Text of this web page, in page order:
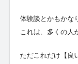
体験談とかもかな
これは、多くの人
ただこれだけ【良